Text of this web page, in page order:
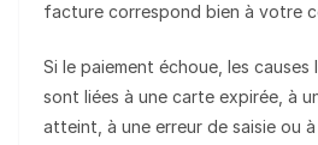
facture correspond bien à votre
Si le paiement échoue, les
sont liées à une carte expirée, à
atteint, à une erreur de saisie ou